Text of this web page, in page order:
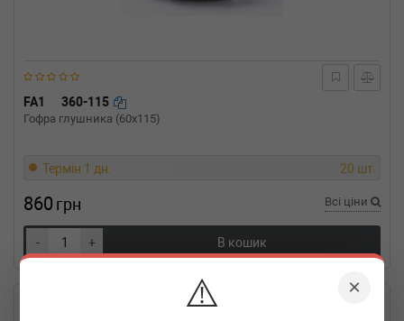
×
⚠️
FA1 360-115
Гофра глушника (60x115)
Термін 1 дн. 20 шт.
860 грн Всі ціни
- + В кошик